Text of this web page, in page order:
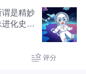
一的 P
和运行
谓是精妙
化史》
不算什
评分